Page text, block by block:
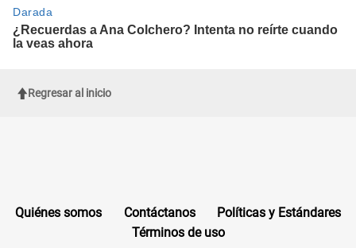
Regresar al inicio
Quiénes somos Contáctanos
Políticas y Estándares
Términos de uso